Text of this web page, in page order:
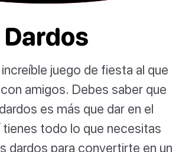
Dardos
juego de fiesta al que
amigos. Debes saber que
es más que dar en el
tienes todo lo que necesitas
dardos para convertirte en un